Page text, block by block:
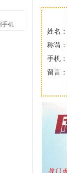
手机
姓名：
称谓：
手机：
留言：